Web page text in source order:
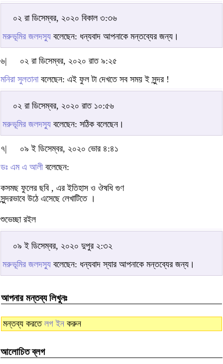
০২ রা ডিসেম্বর, ২০২০ বিকাল ৩:৩৬
মরুভূমির জলদস্যু বলেছেন: ধন্যবাদ আপনাকে মন্তব্যের জন্য।
৬|
০২ রা ডিসেম্বর, ২০২০ রাত ৯:২৫
মনিরা সুলতানাবলেছেন: এই ফুল টা দেখতে সব সময় ই সুন্দর !
০২ রা ডিসেম্বর, ২০২০ রাত ১০:৫৬
মরুভূমির জলদস্যু বলেছেন: সঠিক বলেছেন।
৭|
০৯ ই ডিসেম্বর, ২০২০ ভোর ৪:৪১
ডঃ এম এ আলীবলেছেন:
কসমছ ফুলের ছবি , এর ইতিহাস ও ঔষধি গুণ
সুন্দরভাবে উঠে এসেছে লেখাটিতে ।
শুভেচ্ছা রইল
০৯ ই ডিসেম্বর, ২০২০ দুপুর ২:৩২
মরুভূমির জলদস্যু বলেছেন: ধন্যবাদ স্যার আপনাকে মন্তব্যের জন্য।
আপনার মন্তব্য লিখুনঃ
মন্তব্য করতে লগ ইন করুন
আলোচিত ব্লগ